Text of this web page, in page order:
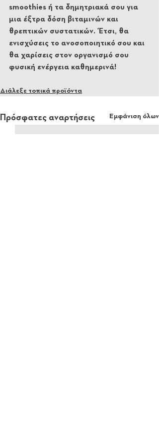
smoothies ή τα δημητριακά σου για
μια έξτρα δόση βιταμινών και
θρεπτικών συστατικών. Έτσι, θα
ενισχύσεις το ανοσοποιητικό σου και
θα χαρίσεις στον οργανισμό σου
φυσική ενέργεια καθημερινά!
Διάλεξε τοπικά προϊόντα
Πρόσφατες αναρτήσεις Εμφάνιση όλων